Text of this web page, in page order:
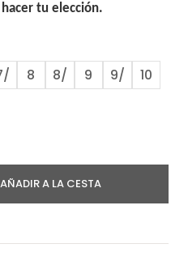
tu elección.
8 8/ 9 9/
10
AÑADIR A LA CESTA